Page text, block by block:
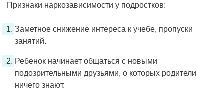
Признаки наркозависимости у подростков:
Заметное снижение интереса к учебе, пропуски
занятий.
Ребенок начинает общаться с новыми
подозрительными друзьями, о которых родители
ничего знают.